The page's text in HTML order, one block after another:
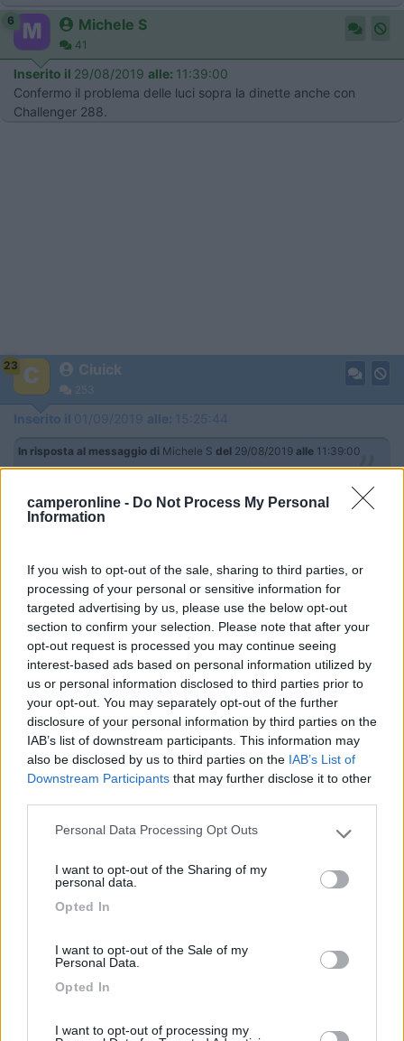
camperonline - Do Not Process My Personal
Information
If you wish to opt-out of the sale, sharing to third parties, or
processing of your personal or sensitive information for
targeted advertising by us, please use the below opt-out
section to confirm your selection. Please note that after your
opt-out request is processed you may continue seeing
interest-based ads based on personal information utilized by
us or personal information disclosed to third parties prior to
your opt-out. You may separately opt-out of the further
disclosure of your personal information by third parties on the
IAB’s list of downstream participants. This information may
also be disclosed by us to third parties on the IAB’s List of
Downstream Participants that may further disclose it to other
Please note that this website/app uses one or more Google
not limited to your visit or usage behaviour. You may click to
grant or deny consent to Google and its third-party tags to
use your data for below specified purposes in below Google
Personal Data Processing Opt Outs
I want to opt-out of the Sharing of my
personal data.
Opted In
I want to opt-out of the Sale of my
Personal Data.
Opted In
I want to opt-out of processing my
6 Michele S
41
Inserito il 29/08/2019 alle: 11:39:00
Confermo il problema delle luci sopra la dinette anche con
Challenger 288.
23 Ciuick
253
Inserito il 01/09/2019 alle: 15:25:44
In risposta al messaggio di Michele S del 29/08/2019 alle 11:39:00
Confermo il problema delle luci sopra la dinette anche con Challenger
288.
RobertoBcn
-
Inserito il 02/09/2019 alle:13:48:36
Il letto non vibra, e per chi ha avuto problemi alle luci, occhio
perché c'é la regulazione dell'altezza dell'interruttore, in alto a
sinistra.
Sui supporti del letto, sono di plastica e non di acciaio inox. Se
siete trombatori troppo prestanti effettivamente potrebbero
rompersi. Basta praticare sesso tantrico e non montare orgie
che non si rompono.
A parte gli scherzi, noi ci troviamo bene, la stabilitá é ottima e il
letto é comodo. Peccato che sia leggermente alto, mia moglie
alta un metro e settanta deve fare un minisalto per scendere.
Pochissimo, ma sufficiente a farti notare che non sei nel letto di
Noi dormiamo con la testa verso i sedili, come se fosse il
modello con letti gemelli( credo il mageo 290). Se non siete
metto nel lato della porta, con i piedi che sporgono fuori dal
ognuno puó scendere dal letto senza disturbare l'altro, e ti trovi